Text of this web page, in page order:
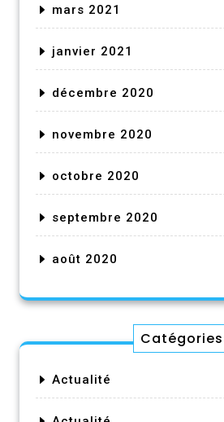
mars 2021
janvier 2021
décembre 2020
novembre 2020
octobre 2020
septembre 2020
août 2020
Catégories
Actualité